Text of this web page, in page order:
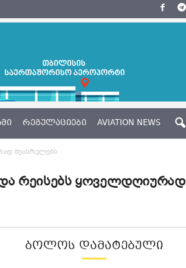
ᲠᲔᲒᲣᲚᲐᲪᲘᲔᲑᲘ AVIATION NEWS
შეასრულებს
რეისებს ყოველდღიურად
ᲑᲝᲚᲝᲡ ᲓᲐᲛᲐᲢᲔᲑᲣᲚᲘ